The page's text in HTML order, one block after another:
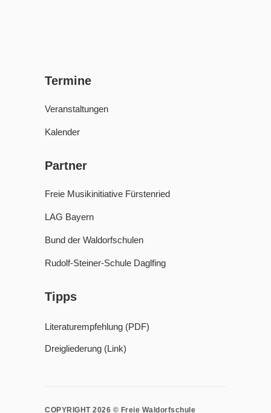
Termine
Veranstaltungen
Kalender
Partner
Freie Musikinitiative Fürstenried
LAG Bayern
Bund der Waldorfschulen
Rudolf-Steiner-Schule Daglfing
Tipps
Literaturempfehlung (PDF)
Dreigliederung (Link)
COPYRIGHT 2026 © Freie Waldorfschule